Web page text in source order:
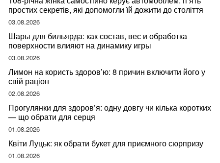
простих секретів, які допомогли їй дожити до століття
03.08.2026
Шары для бильярда: как состав, вес и обработка
поверхности влияют на динамику игры
03.08.2026
Лимон на користь здоров’ю: 8 причин включити його у
свій раціон
02.08.2026
Прогулянки для здоров’я: одну довгу чи кілька коротких
— що обрати для серця
01.08.2026
Квіти Луцьк: як обрати букет для приємного сюрпризу
01.08.2026